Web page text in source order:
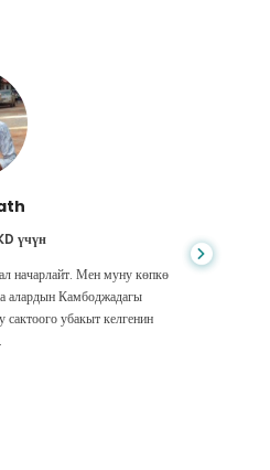
үчүн
начарлайт. Мен муну көпкө
Камбоджадагы
убакыт келгенин